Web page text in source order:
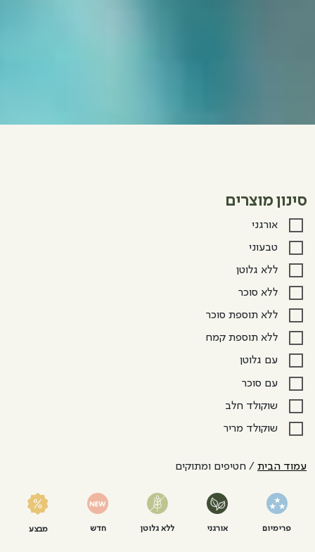
סינון מוצרים
אורגני
טבעוני
ללא גלוטן
ללא סוכר
ללא תוספת סוכר
ללא תוספת קמח
עם גלוטן
עם סוכר
שוקולד חלב
שוקולד מריר
עמוד הבית / חטיפים ומתוקים
פרימיום אורגני ללא גלוטן חדש מבצע